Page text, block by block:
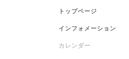
トップページ
インフォメーション
カレンダー